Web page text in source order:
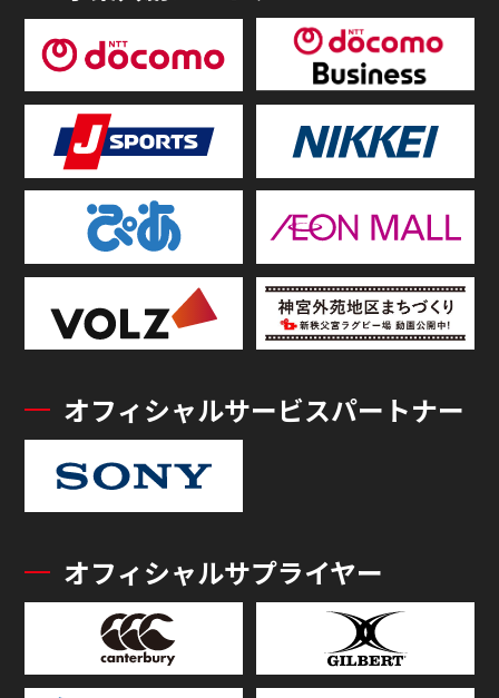
オフィシャルサービスパートナー
オフィシャルサプライヤー